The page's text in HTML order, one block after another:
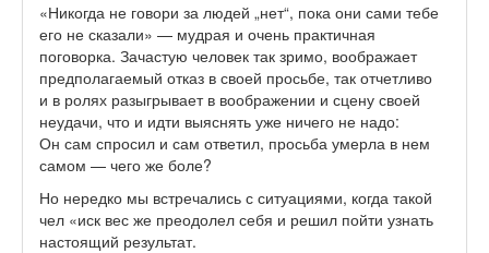
«Никогда не говори за людей „нет“, пока они сами тебе
его не сказали» — мудрая и очень практичная
поговорка. Зачастую человек так зримо, воображает
предполагаемый отказ в своей просьбе, так отчетливо
и в ролях разыгрывает в воображении и сцену своей
неудачи, что и идти выяснять уже ничего не надо:
Он сам спросил и сам ответил, просьба умерла в нем
самом — чего же боле?
Но нередко мы встречались с ситуациями, когда такой
чел «иск вес же преодолел себя и решил пойти узнать
настоящий результат.